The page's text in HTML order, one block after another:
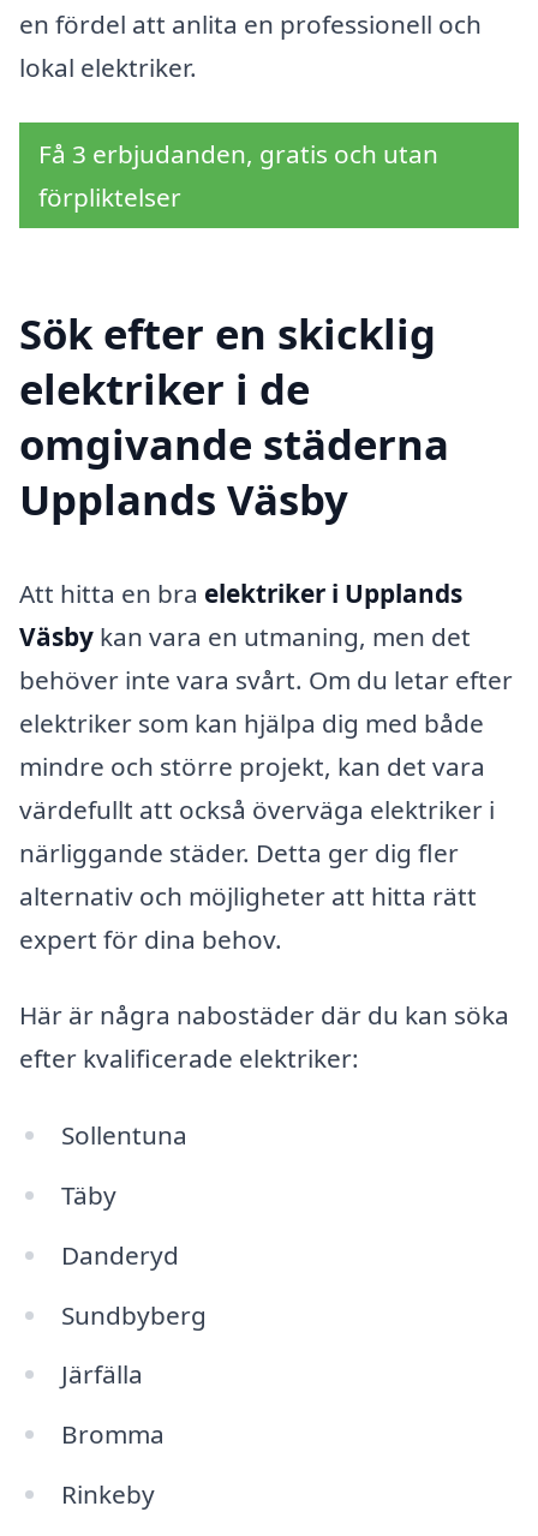
en fördel att anlita en professionell och
lokal elektriker.
Få 3 erbjudanden, gratis och utan
förpliktelser
Sök efter en skicklig
elektriker i de
omgivande städerna
Upplands Väsby
Att hitta en bra elektriker i Upplands
Väsby kan vara en utmaning, men det
behöver inte vara svårt. Om du letar efter
elektriker som kan hjälpa dig med både
mindre och större projekt, kan det vara
värdefullt att också överväga elektriker i
närliggande städer. Detta ger dig fler
alternativ och möjligheter att hitta rätt
expert för dina behov.
Här är några nabostäder där du kan söka
efter kvalificerade elektriker:
Sollentuna
Täby
Danderyd
Sundbyberg
Järfälla
Bromma
Rinkeby